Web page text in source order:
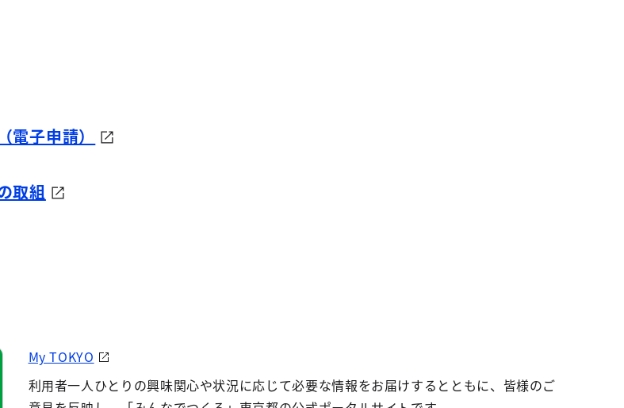
子申請）
取組
My TOKYO
利用者一人ひとりの興味関心や状況に応じて必要な情報をお届けするとともに、皆様のご